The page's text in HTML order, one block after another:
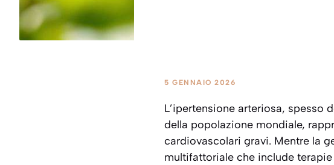
5 GENNAIO 2026
L’ipertensione arteriosa, spesso
della popolazione mondiale,
cardiovascolari gravi. Mentre la
multifattoriale che include